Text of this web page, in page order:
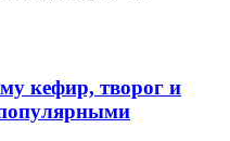
кефир, творог и